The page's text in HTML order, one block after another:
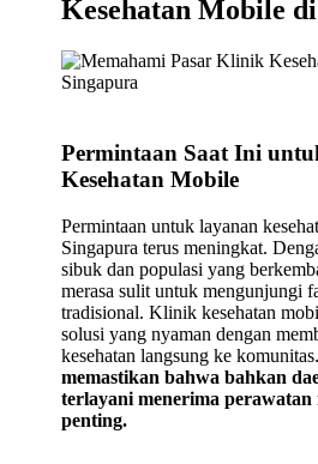
Kesehatan Mobile
Permintaan Saat Ini
Kesehatan Mobile
Permintaan untuk layanan
Singapura terus meningkat.
sibuk dan populasi yang
merasa sulit untuk mengunjungi
tradisional. Klinik kesehatan
solusi yang nyaman dengan
kesehatan langsung ke
memastikan bahwa bahkan
terlayani menerima perawatan
penting.